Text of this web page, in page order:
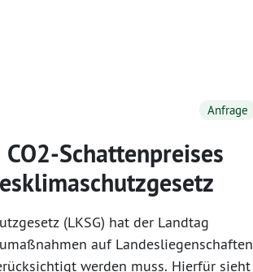
muss. Erschwert wird diese
das vermehrte Auftreten politisch-
Anfrage
Schattenpreises
(LKSG) hat der Landtag
auf Landesliegenschaften
werden muss. Hierfür sieht